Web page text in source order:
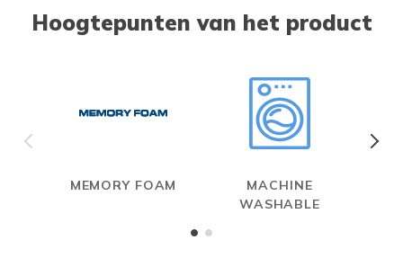
Hoogtepunten van het product
MEMORY FOAM
MACHINE
WASHABLE